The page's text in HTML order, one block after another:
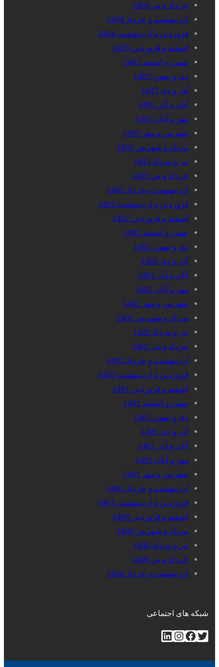
خرداد و تیر 1404
اردیبهشت و خرداد 1404
فروردین و اردیبهشت 1404
اسفند و فروردین 1403
بهمن و اسفند 1403
دی و بهمن 1403
آذر و دی 1403
آبان و آذر 1403
مهر و آبان 1403
شهریور و مهر 1403
مرداد و شهریور 1403
تیر و مرداد 1403
خرداد و تیر 1403
اردیبهشت و خرداد 1403
فروردین و اردیبهشت 1403
اسفند و فروردین 1402
بهمن و اسفند 1402
دی و بهمن 1402
آذر و دی 1402
آبان و آذر 1402
مهر و آبان 1402
شهریور و مهر 1402
مرداد و شهریور 1402
تیر و مرداد 1402
خرداد و تیر 1402
اردیبهشت و خرداد 1402
فروردین و اردیبهشت 1402
اسفند و فروردین 1401
بهمن و اسفند 1401
دی و بهمن 1401
آذر و دی 1401
آبان و آذر 1401
مهر و آبان 1401
شهریور و مهر 1401
اردیبهشت و خرداد 1401
فروردین و اردیبهشت 1401
اسفند و فروردین 1400
مرداد و شهریور 1400
تیر و مرداد 1400
خرداد و تیر 1400
اردیبهشت و خرداد 1400
شبکه های اجتماعی
توییتر فیس‌بوکاینستاگرم لینکداین